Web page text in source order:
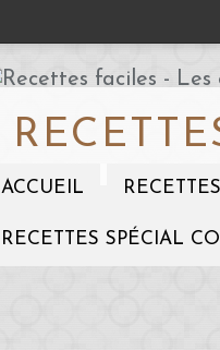
ACCUEIL
RECETTES SPÉCIAL